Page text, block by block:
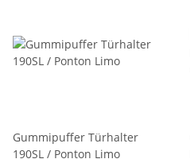
Gummipuffer Türhalter
190SL / Ponton Limo